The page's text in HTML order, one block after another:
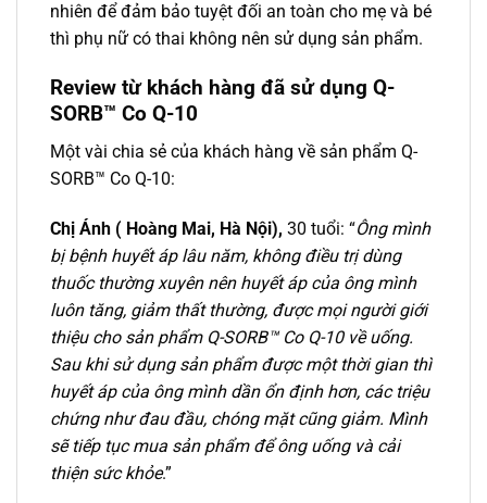
nhiên để đảm bảo tuyệt đối an toàn cho mẹ và bé
thì phụ nữ có thai không nên sử dụng sản phẩm.
Review từ khách hàng đã sử dụng Q-
SORB™ Co Q-10
Một vài chia sẻ của khách hàng về sản phẩm Q-
SORB™ Co Q-10:
Chị Ánh ( Hoàng Mai, Hà Nội), 30 tuổi: “Ông mình
bị bệnh huyết áp lâu năm, không điều trị dùng
thuốc thường xuyên nên huyết áp của ông mình
luôn tăng, giảm thất thường, được mọi người giới
thiệu cho sản phẩm Q-SORB™ Co Q-10 về uống.
Sau khi sử dụng sản phẩm được một thời gian thì
huyết áp của ông mình dần ổn định hơn, các triệu
chứng như đau đầu, chóng mặt cũng giảm. Mình
sẽ tiếp tục mua sản phẩm để ông uống và cải
thiện sức khỏe.”